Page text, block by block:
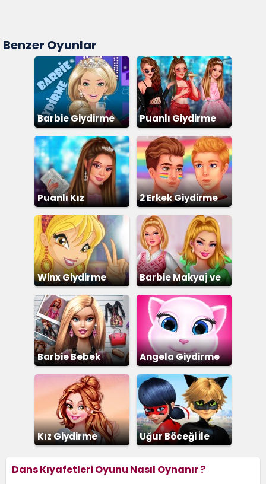
Benzer Oyunlar
Barbie Giydirme Puanlı Giydirme
Puanlı Kız
Giydirme
2 Erkek Giydirme
Winx Giydirme
Barbie Makyaj ve
Giydirme
Barbie Bebek
Giydirme
Angela Giydirme
Kız Giydirme
Uğur Böceği İle
Dans Kıyafetleri Oyunu Nasıl Oynanır ?